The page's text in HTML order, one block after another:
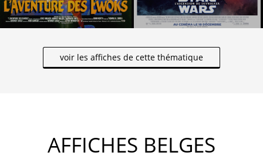
voir les affiches de cette thématique
AFFICHES BELGES